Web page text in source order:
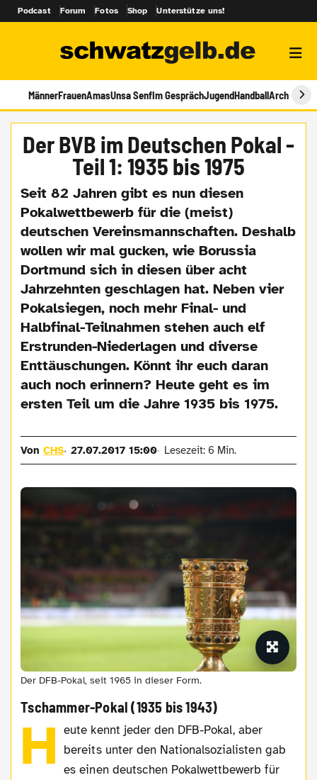
Podcast Forum Fotos Shop Unterstütze uns!
MännerFrauenAmasUnsa SenfIm GesprächJugendHandballArchiv
Der BVB im Deutschen Pokal -
Teil 1: 1935 bis 1975
Seit 82 Jahren gibt es nun diesen
Pokalwettbewerb für die (meist)
deutschen Vereinsmannschaften. Deshalb
wollen wir mal gucken, wie Borussia
Dortmund sich in diesen über acht
Jahrzehnten geschlagen hat. Neben vier
Pokalsiegen, noch mehr Final- und
Halbfinal-Teilnahmen stehen auch elf
Erstrunden-Niederlagen und diverse
Enttäuschungen. Könnt ihr euch daran
auch noch erinnern? Heute geht es im
ersten Teil um die Jahre 1935 bis 1975.
VonCHS 27.07.2017 15:00 Lesezeit: 6 Min.
Der DFB-Pokal, seit 1965 in dieser Form.
Tschammer-Pokal (1935 bis 1943)
H eute kennt jeder den DFB-Pokal, aber
bereits unter den Nationalsozialisten gab
es einen deutschen Pokalwettbewerb für